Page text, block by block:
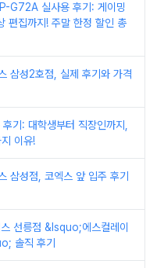
G72A 실사용 후기: 게이밍
집까지! 주말 한정 할인 총
삼성2호점, 실제 후기와 가격
기: 대학생부터 직장인까지,
이유!
삼성점, 코엑스 앞 입주 후기
선릉점 &lsquo;에스컬레이
솔직 후기